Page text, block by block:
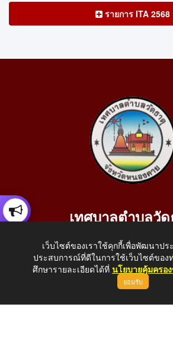
รายการ ITA 2568
เทศบาลตำบลวั
อ.เมือง จ.หนองคาย
โทรศัพท์: 042-414758 โทรสาร:
E-Mail:
เว็บไซต์ของเราใช้คุกกี้เพื่อพัฒนาป
ประสบการณ์ที่ดีในการใช้เว็บไซต์ของ
ศึกษารายละเอียดได้ที่ นโยบายคุ้มครอ
ยอมรับ